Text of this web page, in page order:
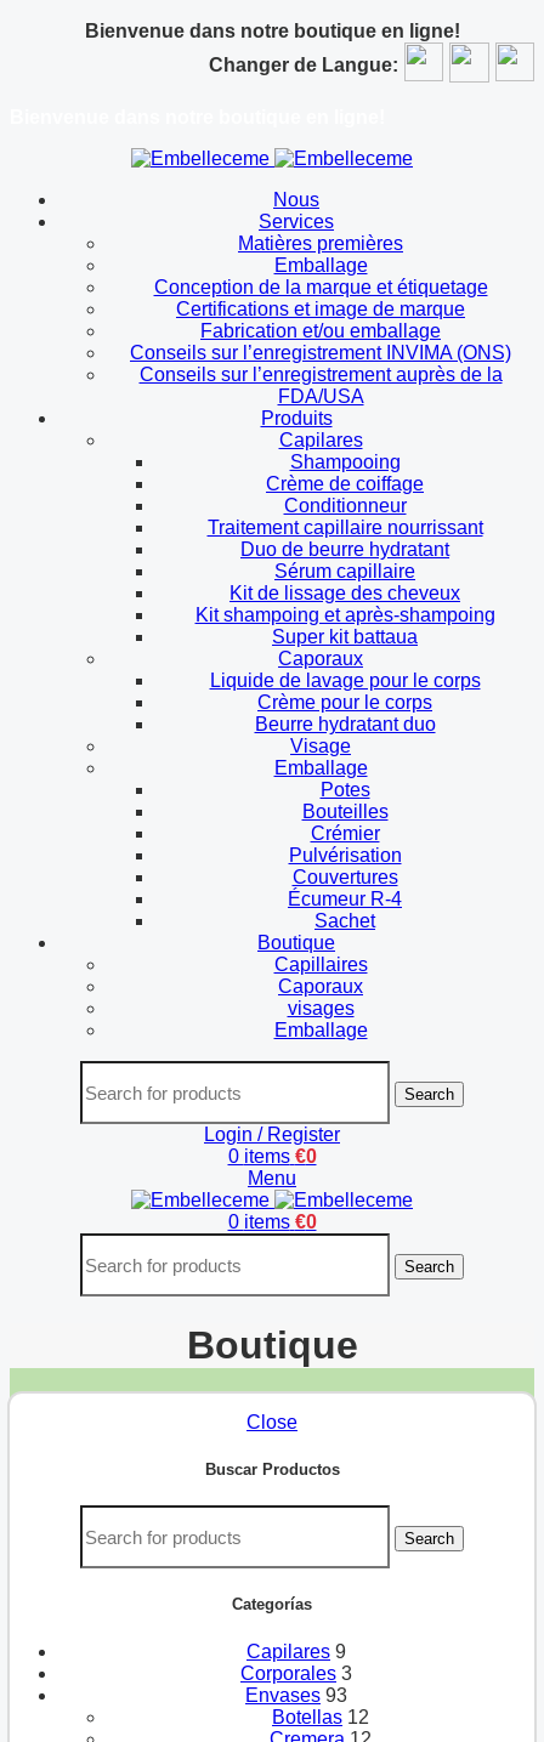
Bienvenue dans notre boutique en ligne!
Changer de Langue:
Nous
Services
Matières premières
Emballage
Conception de la marque et étiquetage
Certifications et image de marque
Fabrication et/ou emballage
Conseils sur l’enregistrement INVIMA (ONS)
Conseils sur l’enregistrement auprès de la
FDA/USA
Produits
Capilares
Shampooing
Crème de coiffage
Conditionneur
Traitement capillaire nourrissant
Duo de beurre hydratant
Sérum capillaire
Kit de lissage des cheveux
Kit shampoing et après-shampoing
Super kit battaua
Caporaux
Liquide de lavage pour le corps
Crème pour le corps
Beurre hydratant duo
Visage
Emballage
Potes
Bouteilles
Crémier
Pulvérisation
Couvertures
Écumeur R-4
Sachet
Boutique
Capillaires
Caporaux
visages
Emballage
Search
Login / Register
0 items €0
Menu
0 items €0
Search
Boutique
Close
Buscar Productos
Search
Categorías
Capilares 9
Corporales 3
Envases 93
Botellas 12